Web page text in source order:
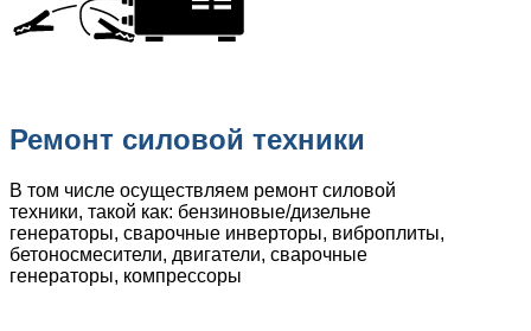
Ремонт силовой техники
В том числе осуществляем ремонт силовой
техники, такой как: бензиновые/дизельне
генераторы, сварочные инверторы, виброплиты,
бетоносмесители, двигатели, сварочные
генераторы, компрессоры